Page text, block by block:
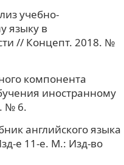
учебно-
языку в
// Концепт. 2018. №
компонента
иностранному
№ 6.
английского языка
е 11-е. М.: Изд-во